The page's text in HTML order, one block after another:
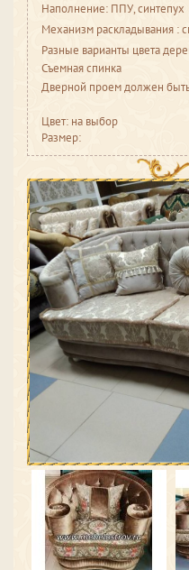
Наполнение: ППУ, синтепух
Механизм раскладывания :
Разные варианты цвета
Cъемная спинка
Дверной проем должен
Цвет: на выбор
Размер: